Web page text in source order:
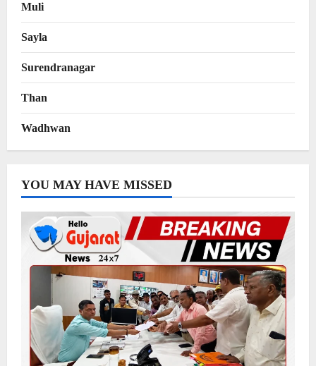
Muli
Sayla
Surendranagar
Than
Wadhwan
YOU MAY HAVE MISSED